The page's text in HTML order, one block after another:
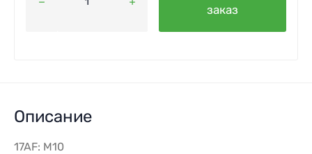
заказ
Описание
17AF: M10